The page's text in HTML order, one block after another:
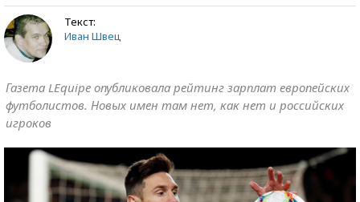
Текст:
Иван Швец
Газета LEquipe опубликовала рейтинг зарплат европейских
футболистов. Новых имен там нет, как нет и российских
игроков